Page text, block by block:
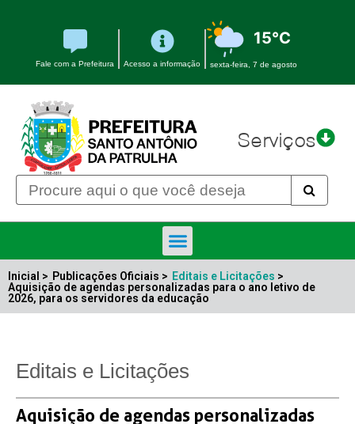
Fale com a Prefeitura Acesso a informação
15°C
sexta-feira, 7 de agosto
Serviços
Inicial > Publicações Oficiais > Editais e Licitações >
Aquisição de agendas personalizadas para o ano letivo de
2026, para os servidores da educação
Editais e Licitações
Aquisição de agendas personalizadas